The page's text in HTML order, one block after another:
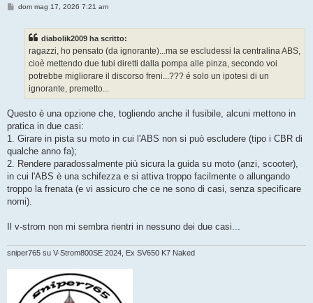
Mdom mag 17, 2026 7:21 am
diabolik2009 ha scritto:
ragazzi, ho pensato (da ignorante)...ma se escludessi la centralina ABS,
cioè mettendo due tubi diretti dalla pompa alle pinza, secondo voi
potrebbe migliorare il discorso freni...??? é solo un ipotesi di un
ignorante, premetto...
Questo è una opzione che, togliendo anche il fusibile, alcuni mettono in
pratica in due casi:
1. Girare in pista su moto in cui l'ABS non si può escludere (tipo i CBR di
qualche anno fa);
2. Rendere paradossalmente più sicura la guida su moto (anzi, scooter),
in cui l'ABS è una schifezza e si attiva troppo facilmente o allungando
troppo la frenata (e vi assicuro che ce ne sono di casi, senza specificare
nomi).
Il v-strom non mi sembra rientri in nessuno dei due casi...
sniper765 su V-Strom800SE 2024, Ex SV650 K7 Naked